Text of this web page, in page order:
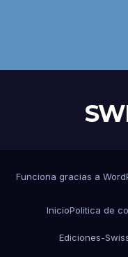
Funciona gracias a
InicioPolitica de
Ediciones-